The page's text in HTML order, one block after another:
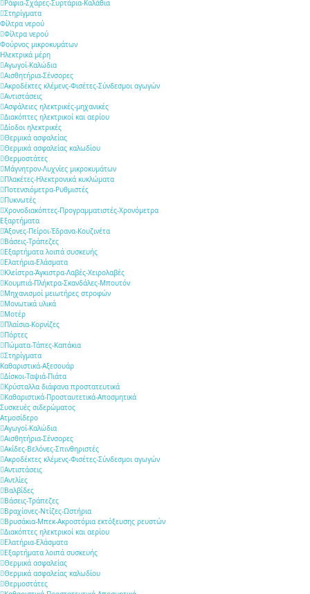
Ράφια-Σχάρες-Συρτάρια-Καλάθια
Στηρίγματα
Φίλτρα νερού
Φίλτρα νερού
Φούρνος μικροκυμάτων
Ηλεκτρικά μέρη
Αγωγοί-Καλώδια
Αισθητήρια-Σένσορες
Ακροδέκτες κλέμενς-Φισέτες-Σύνδεσμοι αγωγών
Αντιστάσεις
Ασφάλειες ηλεκτρικές-μηχανικές
Διακόπτες ηλεκτρικοί και αερίου
Δίοδοι ηλεκτρικές
Θερμικά ασφαλείας
Θερμικά ασφαλείας καλωδίου
Θερμοστάτες
Μάγνητρον-Λυχνίες μικροκυμάτων
Πλακέτες-Ηλεκτρονικά κυκλώματα
Ποτενσιόμετρα-Ρυθμιστές
Πυκνωτές
Χρονοδιακόπτες-Προγραμματιστές-Χρονόμετρα
Εξαρτήματα
Άξονες-Πείροι-Έδρανα-Κουζινέτα
Βάσεις-Τράπεζες
Εξαρτήματα λοιπά συσκευής
Ελατήρια-Ελάσματα
Κλείστρα-Άγκιστρα-Λαβές-Χειρολαβές
Κουμπιά-Πλήκτρα-Σκανδάλες-Μπουτόν
Μηχανισμοί μειωτήρες στροφών
Μονωτικά υλικά
Μοτέρ
Πλαίσια-Κορνίζες
Πόρτες
Πώματα-Τάπες-Καπάκια
Στηρίγματα
Καθαριστικά-Αξεσουάρ
Δίσκοι-Ταψιά-Πιάτα
Κρύσταλλα διάφανα προστατευτικά
Καθαριστικά-Προσταυτετικά-Αποσμητικά
Συσκευές σιδερώματος
Ατμοσίδερο
Αγωγοί-Καλώδια
Αισθητήρια-Σένσορες
Ακίδες-Βελόνες-Σπινθηριστές
Ακροδέκτες κλέμενς-Φισέτες-Σύνδεσμοι αγωγών
Αντιστάσεις
Αντλίες
Βαλβίδες
Βάσεις-Τράπεζες
Βραχίονες-Ντίζες-Ωστήρια
Βρυσάκια-Μπεκ-Ακροστόμια εκτόξευσης ρευστών
Διακόπτες ηλεκτρικοί και αερίου
Ελατήρια-Ελάσματα
Εξαρτήματα λοιπά συσκευής
Θερμικά ασφαλείας
Θερμικά ασφαλείας καλωδίου
Θερμοστάτες